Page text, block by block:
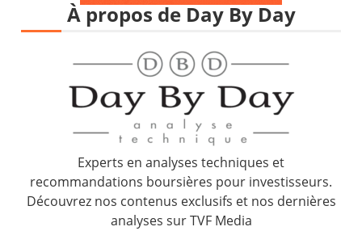
À propos de Day By Day
Experts en analyses techniques et
recommandations boursières pour investisseurs.
Découvrez nos contenus exclusifs et nos dernières
analyses sur TVF Media